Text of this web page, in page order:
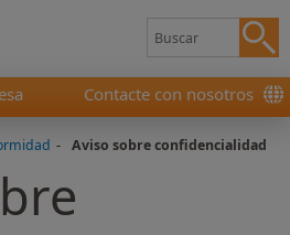
Contacte con nosotros
- Aviso sobre confidencialidad